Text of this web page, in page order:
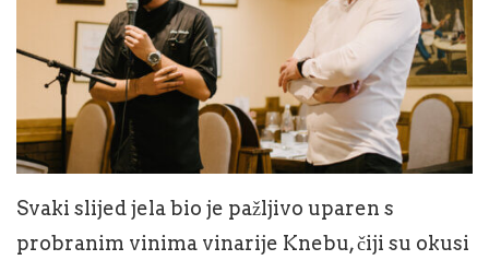
Svaki slijed jela bio je pažljivo uparen s
probranim vinima vinarije Knebu, čiji su okusi